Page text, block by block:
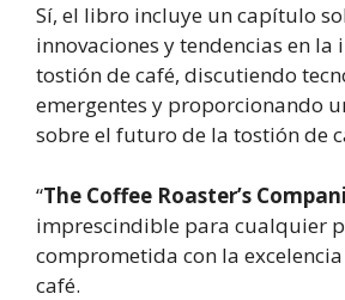
Sí, el libro incluye un capítulo
innovaciones y tendencias en
tostión de café, discutiendo
emergentes y proporcionando
sobre el futuro de la tostión de
“The Coffee Roaster’s
imprescindible para cualquier
comprometida con la
café.